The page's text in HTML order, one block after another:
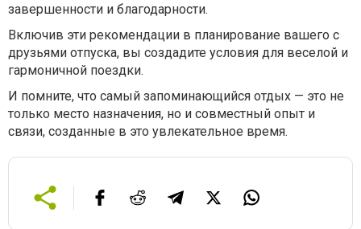
завершенности и благодарности.
Включив эти рекомендации в планирование вашего с
друзьями отпуска, вы создадите условия для веселой и
гармоничной поездки.
И помните, что самый запоминающийся отдых — это не
только место назначения, но и совместный опыт и
связи, созданные в это увлекательное время.